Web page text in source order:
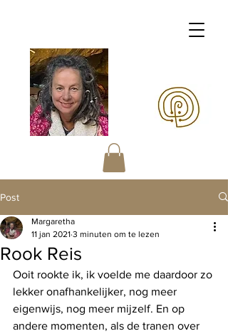
Post
Rook Reis
Margaretha
11 jan 2021 3 minuten om te lezen
Ooit rookte ik, ik voelde me daardoor zo
lekker onafhankelijker, nog meer
eigenwijs, nog meer mijzelf. En op
andere momenten, als de tranen over